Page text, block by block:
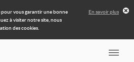
pour vous garantir une bonne
à visiter notre site, nous
des cookies.
En savoir plus